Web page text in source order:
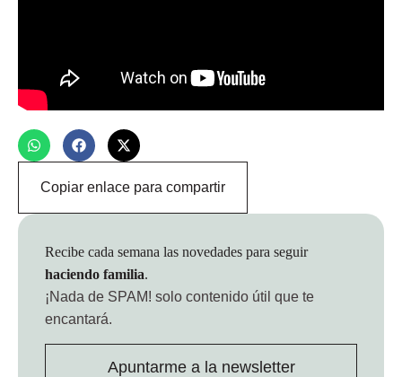
Copiar enlace para compartir
Recibe cada semana las novedades para seguir
haciendo familia.
¡Nada de SPAM! solo contenido útil que te
encantará.
Apuntarme a la newsletter